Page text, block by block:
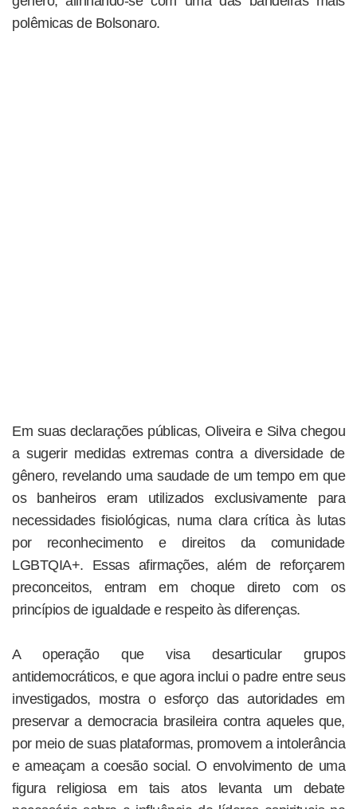
polêmicas de Bolsonaro.
Em suas declarações públicas, Oliveira e Silva chegou
a sugerir medidas extremas contra a diversidade de
gênero, revelando uma saudade de um tempo em que
os banheiros eram utilizados exclusivamente para
necessidades fisiológicas, numa clara crítica às lutas
por reconhecimento e direitos da comunidade
LGBTQIA+. Essas afirmações, além de reforçarem
preconceitos, entram em choque direto com os
princípios de igualdade e respeito às diferenças.
A operação que visa desarticular grupos
antidemocráticos, e que agora inclui o padre entre seus
investigados, mostra o esforço das autoridades em
preservar a democracia brasileira contra aqueles que,
por meio de suas plataformas, promovem a intolerância
e ameaçam a coesão social. O envolvimento de uma
figura religiosa em tais atos levanta um debate